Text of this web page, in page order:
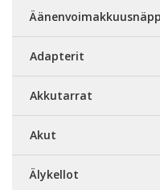
Adapterit
Akkutarrat
Akut
Älykellot